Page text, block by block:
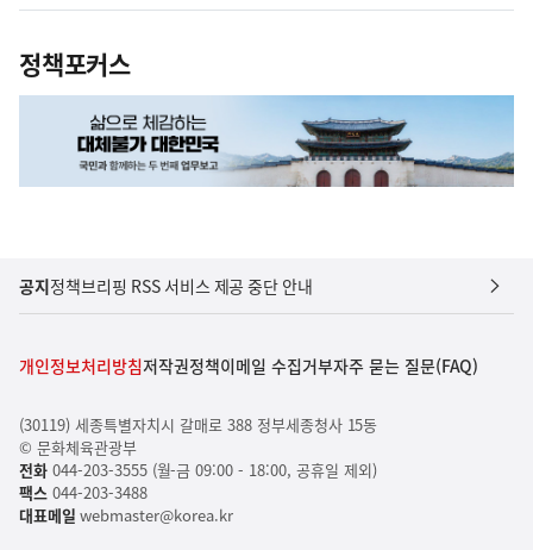
정책포커스
공지정책브리핑 RSS 서비스 제공 중단 안내
개인정보처리방침저작권정책이메일 수집거부자주 묻는 질문(FAQ)
(30119) 세종특별자치시 갈매로 388 정부세종청사 15동
© 문화체육관광부
전화044-203-3555 (월-금 09:00 - 18:00, 공휴일 제외)
팩스 044-203-3488
대표메일 webmaster@korea.kr